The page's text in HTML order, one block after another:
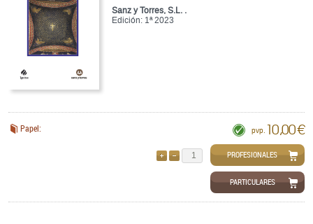
Sanz y Torres, S.L. .
Edición: 1ª 2023
Papel: pvp. 10,00 €
QUITARPROFESIONALES
PARTICULARES